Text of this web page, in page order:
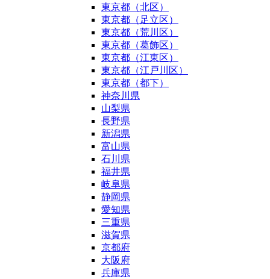
東京都（北区）
東京都（足立区）
東京都（荒川区）
東京都（葛飾区）
東京都（江東区）
東京都（江戸川区）
東京都（都下）
神奈川県
山梨県
長野県
新潟県
富山県
石川県
福井県
岐阜県
静岡県
愛知県
三重県
滋賀県
京都府
大阪府
兵庫県